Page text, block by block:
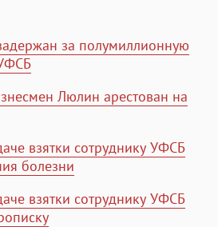
за полумиллионную
Люлин арестован на
взятки сотруднику УФСБ
болезни
взятки сотруднику УФСБ